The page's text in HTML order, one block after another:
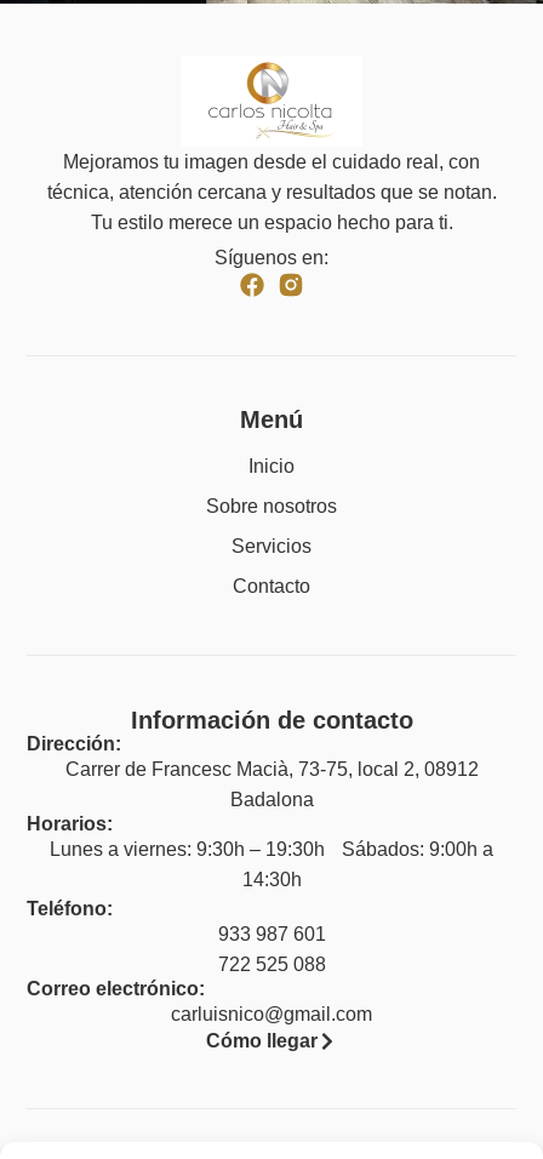
Mejoramos tu imagen desde el cuidado real, con
técnica, atención cercana y resultados que se notan.
Tu estilo merece un espacio hecho para ti.
Síguenos en:
Menú
Inicio
Sobre nosotros
Servicios
Contacto
Información de contacto
Dirección:
Carrer de Francesc Macià, 73-75, local 2, 08912
Badalona
Horarios:
Lunes a viernes: 9:30h – 19:30h Sábados: 9:00h a
14:30h
Teléfono:
933 987 601
722 525 088
Correo electrónico:
carluisnico@gmail.com
Cómo llegar